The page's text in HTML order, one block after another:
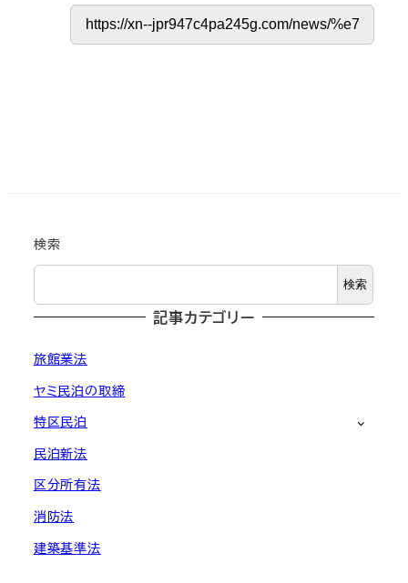
検索
検索
記事カテゴリー
旅館業法
ヤミ民泊の取締
特区民泊
民泊新法
区分所有法
消防法
建築基準法